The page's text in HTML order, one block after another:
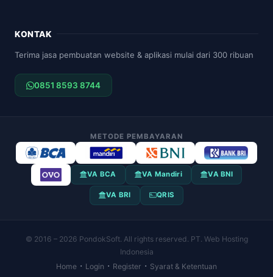
KONTAK
Terima jasa pembuatan website & aplikasi mulai dari 300 ribuan
0851 8593 8744
METODE PEMBAYARAN
VA BCA VA Mandiri VA BNI
VA BRI QRIS
© 2016 – 2026 PondokSoft. All rights reserved. PT. Web Hosting
Indonesia
Home · Login · Register · Syarat & Ketentuan